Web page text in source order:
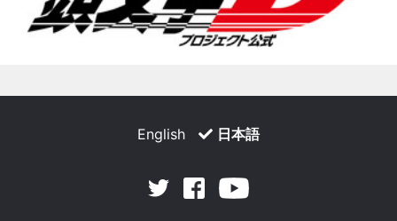
English 日本語
Twitter Facebook